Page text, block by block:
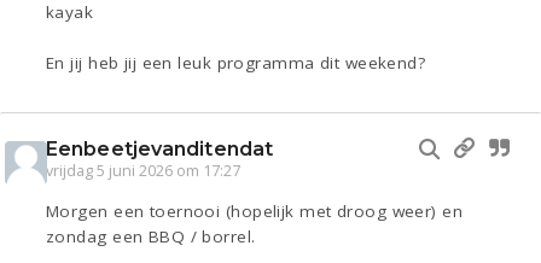
kayak
En jij heb jij een leuk programma dit weekend?
Eenbeetjevanditendat
vrijdag 5 juni 2026 om 17:27
Morgen een toernooi (hopelijk met droog weer) en
zondag een BBQ / borrel.